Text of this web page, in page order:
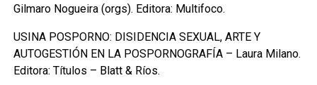
Gilmaro Nogueira (orgs). Editora: Multifoco.
USINA POSPORNO: DISIDENCIA SEXUAL, ARTE Y
AUTOGESTIÓN EN LA POSPORNOGRAFÍA – Laura Milano.
Editora: Títulos – Blatt & Ríos.